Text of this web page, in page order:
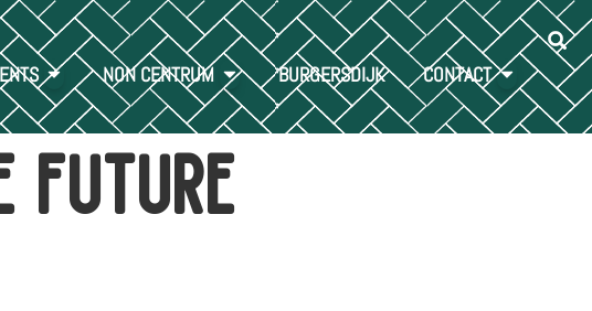
NON CENTRUM BURGERSDIJK CONTACT
future